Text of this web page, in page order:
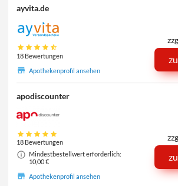
ayvita.de
18 Bewertungen
Apothekenprofil ansehen
apodiscounter
18 Bewertungen
Mindestbestellwert erforderlich:
10,00 €
Apothekenprofil ansehen